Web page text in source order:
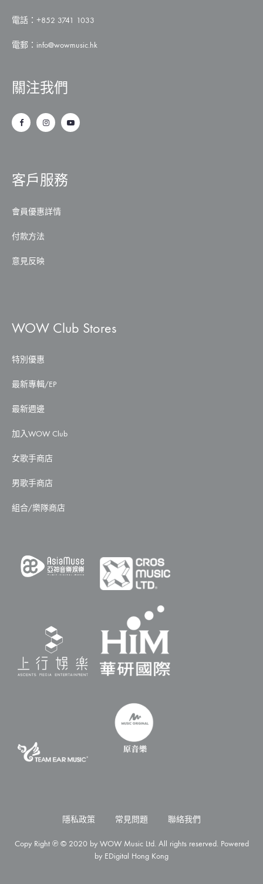
電話：+852 3741 1033
電郵： info@wowmusic.hk
關注我們
客戶服務
會員優惠詳情
付款方法
意見反映
WOW Club Stores
特別優惠
最新專輯/EP
最新週邊
加入WOW Club
女歌手商店
男歌手商店
組合/樂隊商店
Copy Right ℗ © 2020 by WOW Music Ltd. All rights reserved. Powered
by EDigital Hong Kong
隱私政策 常見問題 聯絡我們